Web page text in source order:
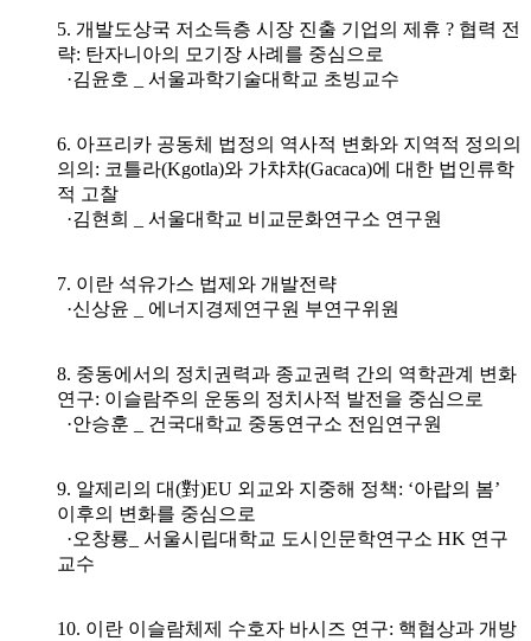
5. 개발도상국 저소득층 시장 진출 기업의 제휴 ? 협력 전
략: 탄자니아의 모기장 사례를 중심으로
·김윤호 _ 서울과학기술대학교 초빙교수
6. 아프리카 공동체 법정의 역사적 변화와 지역적 정의의
의의: 코틀라(Kgotla)와 가챠챠(Gacaca)에 대한 법인류학
적 고찰
·김현희 _ 서울대학교 비교문화연구소 연구원
7. 이란 석유가스 법제와 개발전략
·신상윤 _ 에너지경제연구원 부연구위원
8. 중동에서의 정치권력과 종교권력 간의 역학관계 변화
연구: 이슬람주의 운동의 정치사적 발전을 중심으로
·안승훈 _ 건국대학교 중동연구소 전임연구원
9. 알제리의 대(對)EU 외교와 지중해 정책: ‘아랍의 봄’
이후의 변화를 중심으로
·오창룡_ 서울시립대학교 도시인문학연구소 HK 연구
교수
10. 이란 이슬람체제 수호자 바시즈 연구: 핵협상과 개방